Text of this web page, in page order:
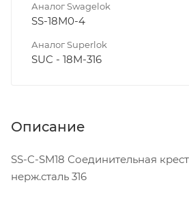
Аналог Swagelok
SS-18M0-4
Аналог Superlok
SUC - 18M-316
Описание
SS-C-SM18 Соединительная
нерж.сталь 316